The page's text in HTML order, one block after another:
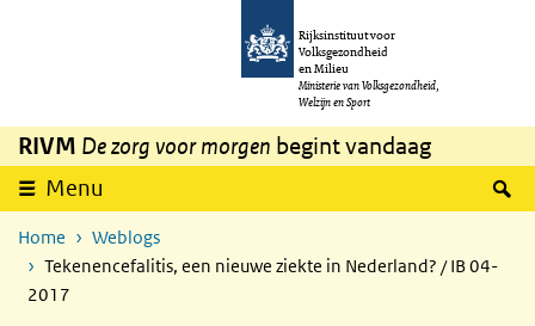
Overslaan en naar de inhoud gaan
Rijksinstituut voor
Volksgezondheid
en Milieu
Ministerie van Volksgezondheid,
Welzijn en Sport
RIVM De zorg voor morgen begint vandaag
Menu
Home
Weblogs
Tekenencefalitis, een nieuwe ziekte in Nederland? / IB 04-
2017